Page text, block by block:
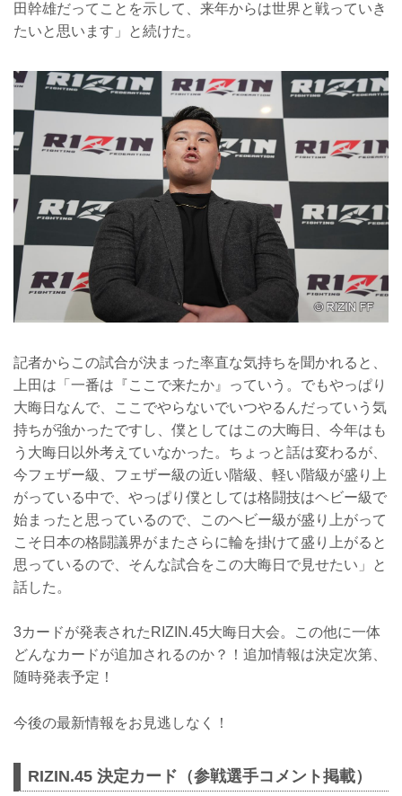
田幹雄だってことを示して、来年からは世界と戦っていき
たいと思います」と続けた。
記者からこの試合が決まった率直な気持ちを聞かれると、
上田は「一番は『ここで来たか』っていう。でもやっぱり
大晦日なんで、ここでやらないでいつやるんだっていう気
持ちが強かったですし、僕としてはこの大晦日、今年はも
う大晦日以外考えていなかった。ちょっと話は変わるが、
今フェザー級、フェザー級の近い階級、軽い階級が盛り上
がっている中で、やっぱり僕としては格闘技はヘビー級で
始まったと思っているので、このヘビー級が盛り上がって
こそ日本の格闘議界がまたさらに輪を掛けて盛り上がると
思っているので、そんな試合をこの大晦日で見せたい」と
話した。
3カードが発表されたRIZIN.45大晦日大会。この他に一体
どんなカードが追加されるのか？！追加情報は決定次第、
随時発表予定！
今後の最新情報をお見逃しなく！
RIZIN.45 決定カード（参戦選手コメント掲載）